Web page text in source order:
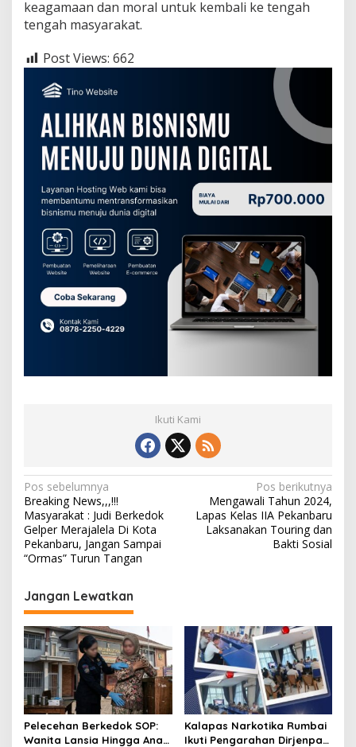
keagamaan dan moral untuk kembali ke tengah
tengah masyarakat.
Post Views: 662
Ikuti Kami
N
a
v
i
a
s
i
p
o
s
Pos sebelumnya
Breaking News,,,!!!
Masyarakat : Judi Berkedok
Gelper Merajalela Di Kota
Pekanbaru, Jangan Sampai
“Ormas” Turun Tangan
Pos berikutnya
Mengawali Tahun 2024,
Lapas Kelas IIA Pekanbaru
Laksanakan Touring dan
Bakti Sosial
Jangan Lewatkan
Pelecehan Berkedok SOP:
Wanita Lansia Hingga Anak
Kalapas Narkotika Rumbai
Ikuti Pengarahan Dirjenpas,